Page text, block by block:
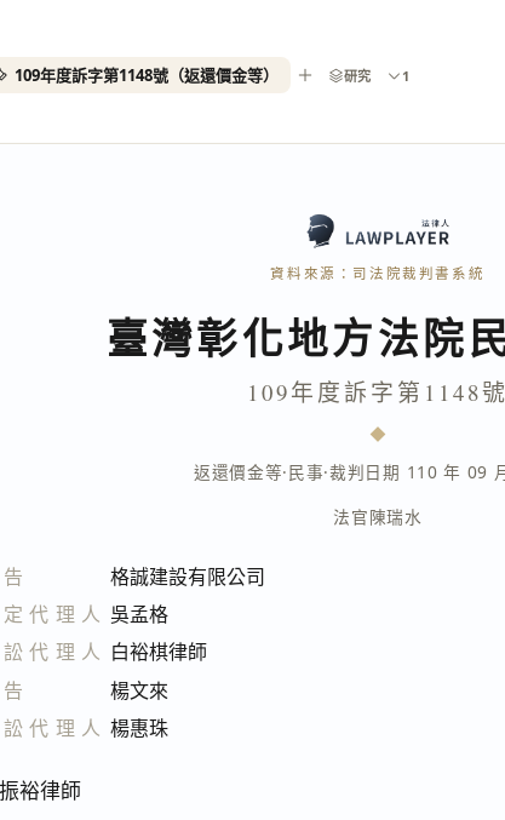
資料來源：司法院裁判書系統
臺灣彰化地方法院
109年度訴字第1148號
返還價金等·民事·裁判日期 110 年 09
法官陳瑞水
格誠建設有限公司
代理人 吳孟格
代理人 白裕棋律師
楊文來
代理人 楊惠珠
裕律師
109年度訴字第1148號（返還價金等） 研究 1